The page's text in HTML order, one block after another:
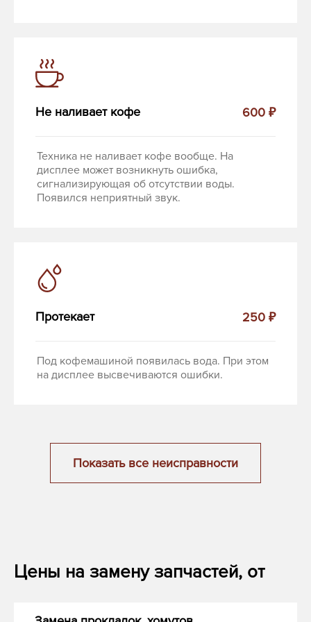
Не наливает кофе 600 ₽
Техника не наливает кофе вообще. На
дисплее может возникнуть ошибка,
сигнализирующая об отсутствии воды.
Появился неприятный звук.
Протекает 250 ₽
Под кофемашиной появилась вода. При этом
на дисплее высвечиваются ошибки.
Показать все неисправности
Цены на замену запчастей, от